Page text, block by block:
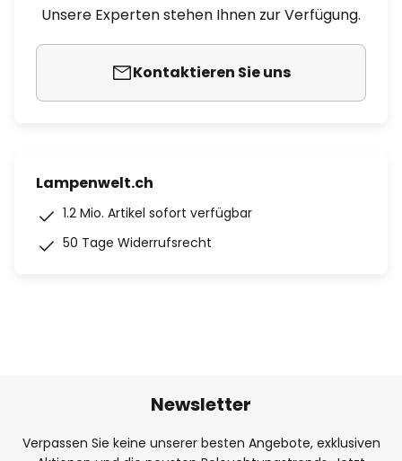
Unsere Experten stehen Ihnen zur Verfügung.
Kontaktieren Sie uns
Lampenwelt.ch
1.2 Mio. Artikel sofort verfügbar
50 Tage Widerrufsrecht
Newsletter
Verpassen Sie keine unserer besten Angebote, exklusiven